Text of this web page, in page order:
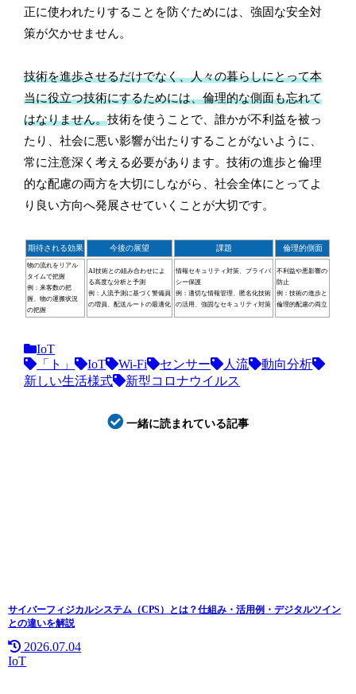
正に使われたりすることを防ぐためには、強固な安全対
策が欠かせません。
技術を進歩させるだけでなく、人々の暮らしにとって本
当に役立つ技術にするためには、倫理的な側面も忘れて
はなりません。技術を使うことで、誰かが不利益を被っ
たり、社会に悪い影響が出たりすることがないように、
常に注意深く考える必要があります。技術の進歩と倫理
的な配慮の両方を大切にしながら、社会全体にとってよ
り良い方向へ発展させていくことが大切です。
期待される効果 今後の展望 課題 倫理的側面
物の流れをリアル
タイムで把握
例：来客数の把
握、物の運搬状況
の把握
AI技術との組み合わせによ
る高度な分析と予測
例：人流予測に基づく警備員
の増員、配送ルートの最適化
情報セキュリティ対策、プライバ
シー保護
例：適切な情報管理、匿名化技術
の活用、強固なセキュリティ対策
不利益や悪影響の
防止
例：技術の進歩と
倫理的配慮の両立
IoT
「ト」
IoT Wi-Fi センサー 人流
動向分析
新しい生活様式
新型コロナウイルス
一緒に読まれている記事
サイバーフィジカルシステム（CPS）とは？仕組み・活用例・デジタルツイン
との違いを解説
2026.07.04
IoT